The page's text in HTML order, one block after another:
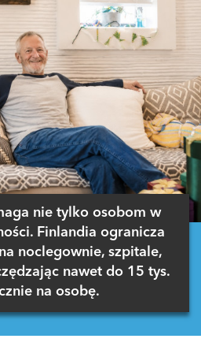
nie tylko osobom w
Finlandia ogranicza
noclegownie, szpitale,
nawet do 15 tys.
na osobę.